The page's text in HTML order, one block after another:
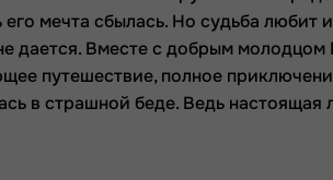
мечта сбылась. Но судьба любит
дается. Вместе с добрым
путешествие, полное
в страшной беде. Ведь настоящая